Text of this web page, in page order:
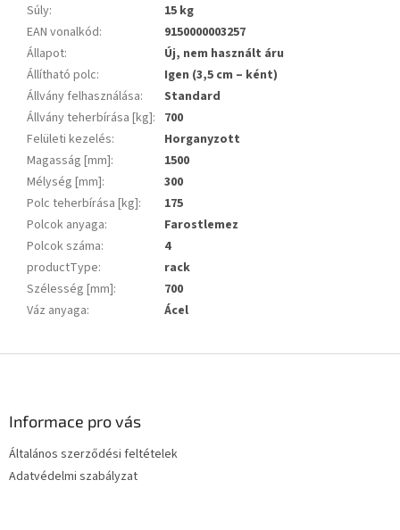
Súly:
15 kg
EAN vonalkód:
9150000003257
Állapot:
Új, nem használt áru
Állítható polc:
Igen (3,5 cm – ként)
Állvány felhasználása:
Standard
Állvány teherbírása [kg]: 700
Felületi kezelés:
Horganyzott
Magasság [mm]:
1500
Mélység [mm]:
300
Polc teherbírása [kg]:
175
Polcok anyaga:
Farostlemez
Polcok száma:
4
productType:
rack
Szélesség [mm]:
700
Váz anyaga: Ácel
Informace pro vás
Általános szerződési feltételek
Adatvédelmi szabályzat